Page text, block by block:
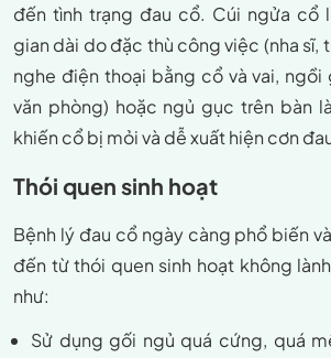
đến tình trạng đau cổ. Cúi ngửa cổ
gian dài do đặc thù công việc (nha sĩ,
nghe điện thoại bằng cổ và vai, ngồi
văn phòng) hoặc ngủ gục trên bàn
khiến cổ bị mỏi và dễ xuất hiện cơn
Thói quen sinh hoạt
Bệnh lý đau cổ ngày càng phổ biến
đến từ thói quen sinh hoạt không
như:
Sử dụng gối ngủ quá cứng, quá